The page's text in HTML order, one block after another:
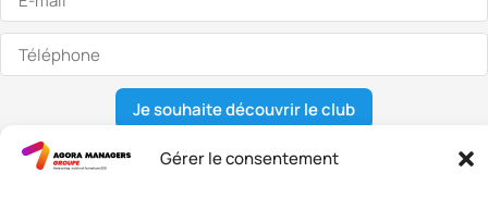
Gérer le consentement
Je souhaite découvrir le club